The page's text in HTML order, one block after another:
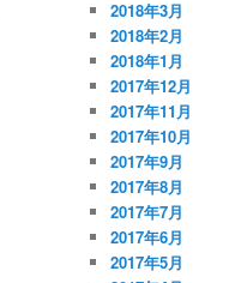
2018年3月
2018年2月
2018年1月
2017年12月
2017年11月
2017年10月
2017年9月
2017年8月
2017年7月
2017年6月
2017年5月